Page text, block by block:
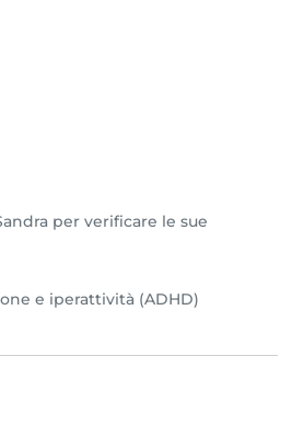
per verificare le sue
e iperattività (ADHD)